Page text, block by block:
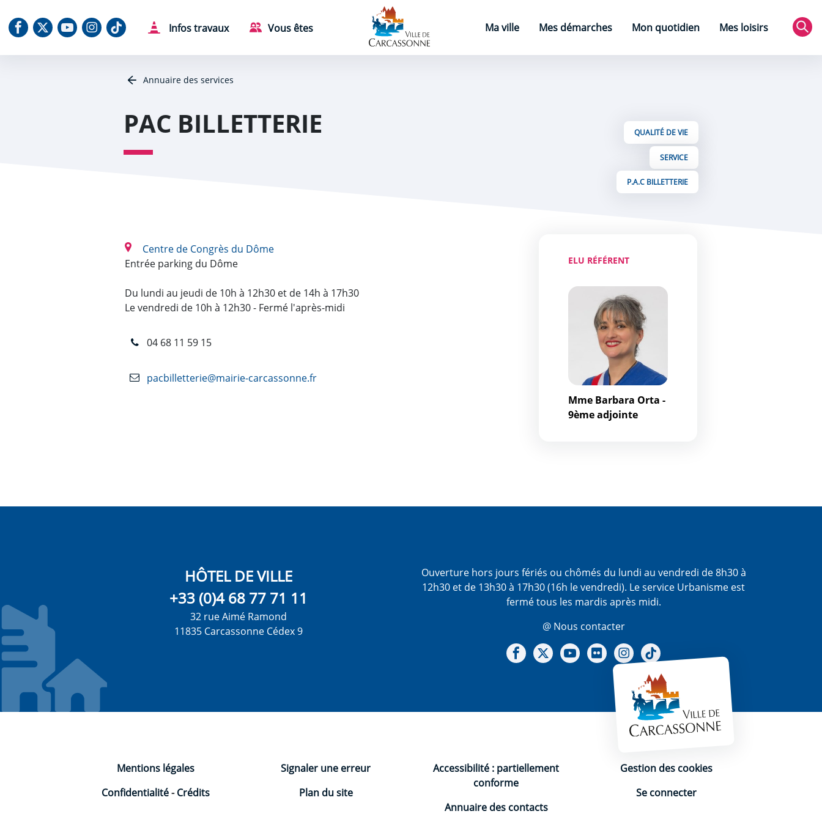
Notre Facebook
Notre X (Twitter)
Notre chaine Youtube
Notre Instagram
Notre TiktokInfos travaux Vous êtes
Page d'accueil
Ma ville
Mes démarches Mon quotidien
Mes loisirs
Annuaire des services
PAC BILLETTERIE QUALITÉ DE VIE
SERVICE
P.A.C BILLETTERIE
Centre de Congrès du Dôme
Entrée parking du Dôme
Du lundi au jeudi de 10h à 12h30 et de 14h à 17h30
Le vendredi de 10h à 12h30 - Fermé l'après-midi
04 68 11 59 15
pacbilletterie@mairie-carcassonne.fr
ELU RÉFÉRENT
Mme Barbara Orta -
9ème adjointe
HÔTEL DE VILLE
+33 (0)4 68 77 71 11
32 rue Aimé Ramond
11835 Carcassonne Cédex 9
Ouverture hors jours fériés ou chômés du lundi au vendredi de 8h30 à
12h30 et de 13h30 à 17h30 (16h le vendredi). Le service Urbanisme est
fermé tous les mardis après midi.
@ Nous contacter
Notre Facebook
Notre X - (twitter)
Notre chaine Youtube
Notre Gallerie sur Flickr
Notre Instagram
Mentions légales
Confidentialité-Crédits
Signaler une erreur
Plan du site
Accessibilité : partiellement
conforme
Annuaire des contacts
Gestion des cookies
Se connecter